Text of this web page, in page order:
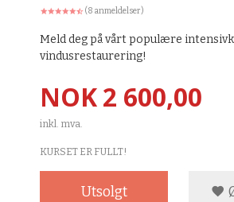
(8 anmeldelser)
Meld deg på vårt populære
vindusrestaurering!
Pris
NOK2 600,00
inkl. mva.
KURSET ER FULLT!
Utsolgt